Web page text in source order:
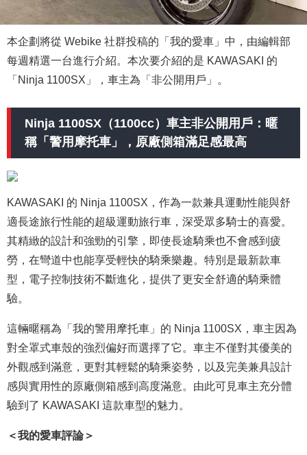
本企劃將從 Webike 社群投稿的「我的愛車」中，由編輯部
每週精選一台進行介紹。本次要介紹的是 KAWASAKI 的
「Ninja 1100SX」，車主為「非公開用戶」。
Ninja 1100SX（1100cc）車主非公開用戶：暱
稱「警用摩托車」，原廠側箱滿足感最高
KAWASAKI 的 Ninja 1100SX，作為一款兼具運動性能與舒
適長途旅行性能的超級運動旅行車，深受眾多騎士的喜愛。
其精緻的設計和強勁的引擎，即使長途騎乘也不會感到疲
勞，在彎道中也能享受輕快的騎乘樂趣。特別是最新款車
型，電子控制技術不斷進化，提供了更安全舒適的騎乘體
驗。
這輛暱稱為「我的警用摩托車」的 Ninja 1100SX，車主因為
對全罩式車殼的強烈偏好而選擇了它。車主不僅對其優美的
外觀感到滿意，更對其輕鬆的騎乘姿勢，以及完美兼具設計
感與實用性的原廠側箱感到高度滿意。由此可見車主充分體
驗到了 KAWASAKI 這款車型的魅力。
＜我的愛車評論＞